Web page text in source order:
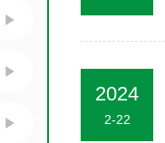
2024
2-22